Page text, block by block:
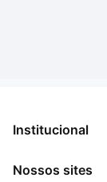
Institucional
Sobre
Nossos sites